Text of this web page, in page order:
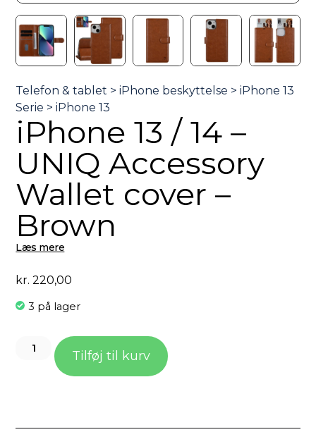
iPhone 13 / 14 –
UNIQ Accessory
Wallet cover –
Brown
Læs mere
kr. 220,00
3 på lager
Tilføj til kurv